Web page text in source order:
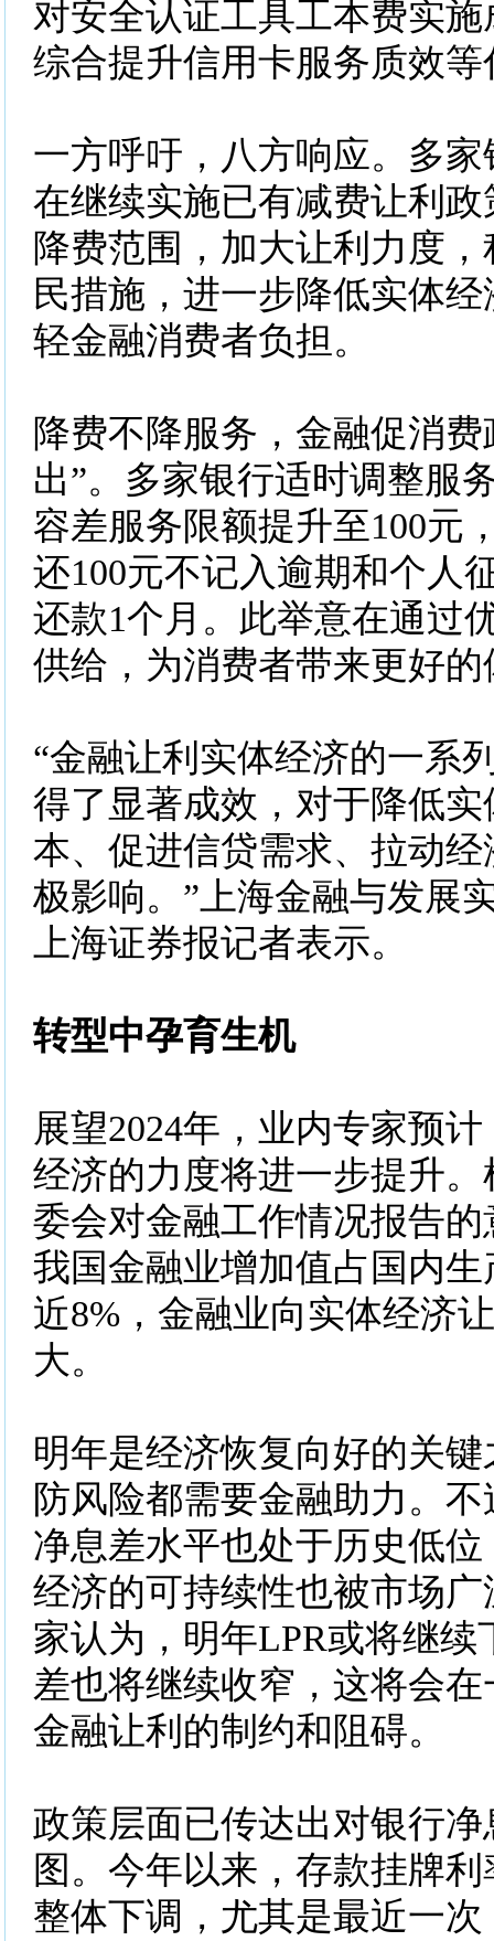
对安全认证工具工本费实
综合提升信用卡服务质效等
一方呼吁，八方响应。多
在继续实施已有减费让利
降费范围，加大让利力度
民措施，进一步降低实体
轻金融消费者负担。
降费不降服务，金融促消费
出”。多家银行适时调整服
容差服务限额提升至100元
还100元不记入逾期和个人
还款1个月。此举意在通过
供给，为消费者带来更好的
“金融让利实体经济的一系
得了显著成效，对于降低
本、促进信贷需求、拉动
极影响。”上海金融与发展
上海证券报记者表示。
转型中孕育生机
展望2024年，业内专家预
经济的力度将进一步提升
委会对金融工作情况报告
我国金融业增加值占国内
近8%，金融业向实体经济
大。
明年是经济恢复向好的关
防风险都需要金融助力。
净息差水平也处于历史低
经济的可持续性也被市场
家认为，明年LPR或将继续
差也将继续收窄，这将会
金融让利的制约和阻碍。
政策层面已传达出对银行
图。今年以来，存款挂牌
整体下调，尤其是最近一